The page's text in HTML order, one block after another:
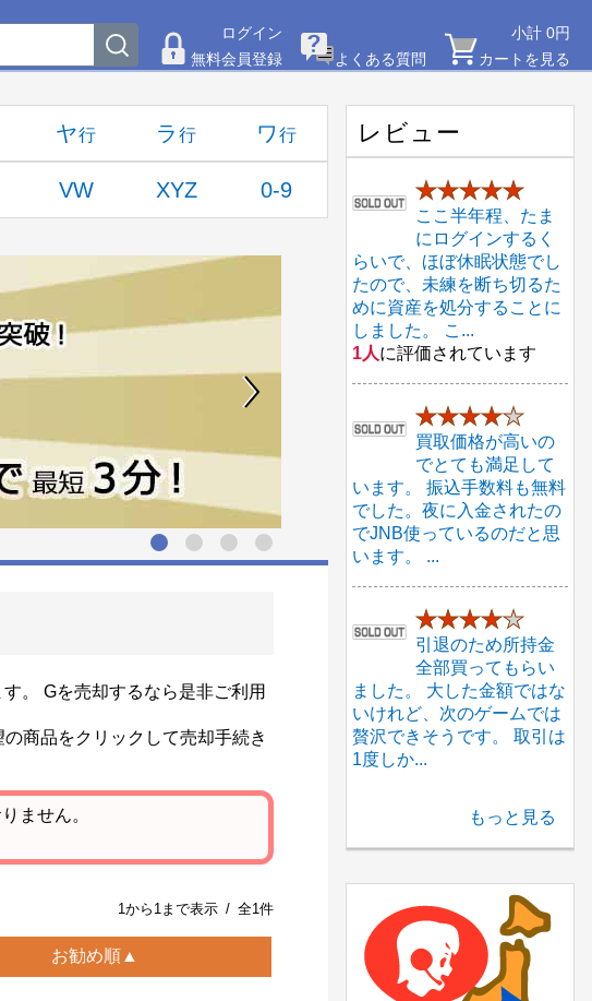
ログイン
無料会員登録
よくある質問
小計 0円
カートを見る
ヤ ラ ワ
VW XYZ 0-9
。 Gを売却するなら是非ご利用
の商品をクリックして売却手続き
ません。
1から1まで表示 / 全1件
お勧め順▲
レビュー
★★★★★
ここ半年程、たま
にログインするく
らいで、ほぼ休眠状態でし
たので、未練を断ち切るた
めに資産を処分することに
しました。 こ...
1人に評価されています
★★★★★
買取価格が高いの
でとても満足して
います。 振込手数料も無料
でした。夜に入金されたの
でJNB使っているのだと思
います。 ...
★★★★★
引退のため所持金
全部買ってもらい
ました。 大した金額ではな
いけれど、次のゲームでは
贅沢できそうです。 取引は
1度しか...
もっと見る